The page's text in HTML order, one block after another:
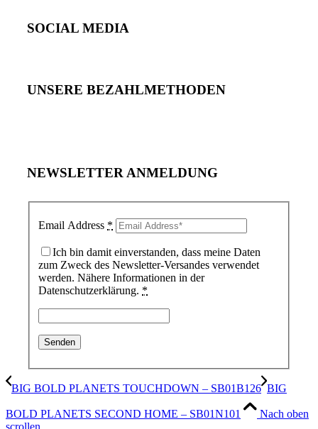
SOCIAL MEDIA
UNSERE BEZAHLMETHODEN
NEWSLETTER ANMELDUNG
Email Address *
Ich bin damit einverstanden, dass meine Daten
zum Zweck des Newsletter-Versandes verwendet
werden. Nähere Informationen in der
Datenschutzerklärung. *
BIG BOLD PLANETS TOUCHDOWN – SB01B126 BIG
BOLD PLANETS SECOND HOME – SB01N101
Nach oben
scrollen